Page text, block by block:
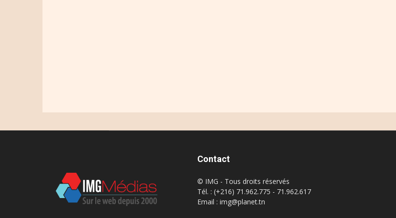
Contact
© IMG - Tous droits réservés
Tél. : (+216) 71.962.775 - 71.962.617
Email : img@planet.tn